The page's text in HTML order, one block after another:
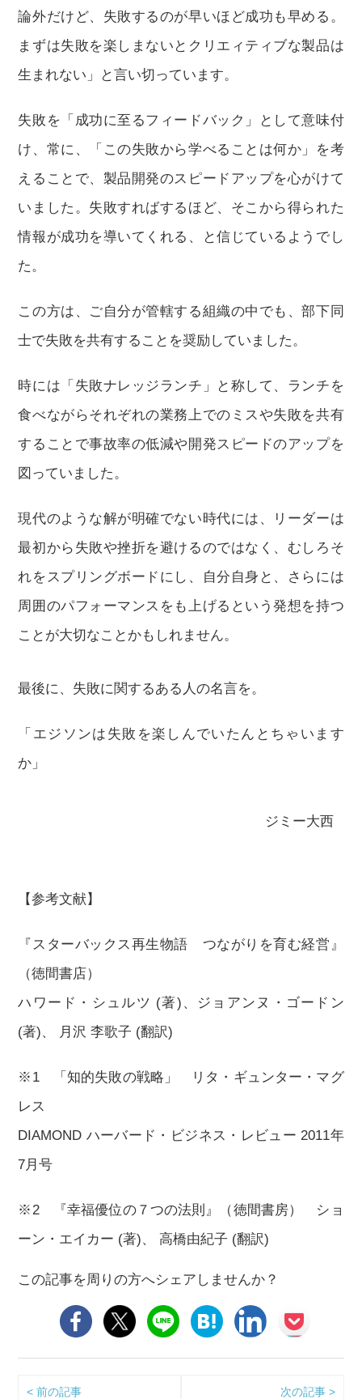
論外だけど、失敗するのが早いほど成功も早める。
まずは失敗を楽しまないとクリエィティブな製品は
生まれない」と言い切っています。
失敗を「成功に至るフィードバック」として意味付
け、常に、「この失敗から学べることは何か」を考
えることで、製品開発のスピードアップを心がけて
いました。失敗すればするほど、そこから得られた
情報が成功を導いてくれる、と信じているようでし
た。
この方は、ご自分が管轄する組織の中でも、部下同
士で失敗を共有することを奨励していました。
時には「失敗ナレッジランチ」と称して、ランチを
食べながらそれぞれの業務上でのミスや失敗を共有
することで事故率の低減や開発スピードのアップを
図っていました。
現代のような解が明確でない時代には、リーダーは
最初から失敗や挫折を避けるのではなく、むしろそ
れをスプリングボードにし、自分自身と、さらには
周囲のパフォーマンスをも上げるという発想を持つ
ことが大切なことかもしれません。
最後に、失敗に関するある人の名言を。
「エジソンは失敗を楽しんでいたんとちゃいます
か」
ジミー大西
【参考文献】
『スターバックス再生物語 つながりを育む経営』
（徳間書店）
ハワード・シュルツ (著)、ジョアンヌ・ゴードン
(著)、 月沢 李歌子 (翻訳)
※1 「知的失敗の戦略」 リタ・ギュンター・マグ
レス
DIAMOND ハーバード・ビジネス・レビュー 2011年
7月号
※2 『幸福優位の７つの法則』（徳間書房） ショ
ーン・エイカー (著)、 高橋由紀子 (翻訳)
この記事を周りの方へシェアしませんか？
< 前の記事
次の記事 >